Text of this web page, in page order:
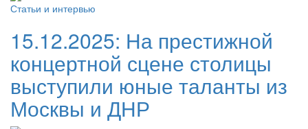
Статьи и интервью
15.12.2025: На престижной
концертной сцене столицы
выступили юные таланты из
Москвы и ДНР